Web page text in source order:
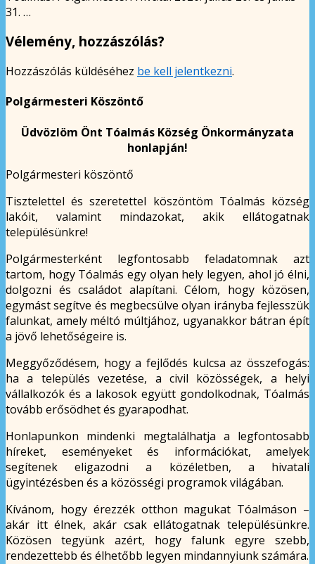
31. …
Vélemény, hozzászólás?
Hozzászólás küldéséhez be kell jelentkezni.
Polgármesteri Köszöntő
Üdvözlöm Önt Tóalmás Község Önkormányzata
honlapján!
Polgármesteri köszöntő
Tisztelettel és szeretettel köszöntöm Tóalmás község
lakóit, valamint mindazokat, akik ellátogatnak
településünkre!
Polgármesterként legfontosabb feladatomnak azt
tartom, hogy Tóalmás egy olyan hely legyen, ahol jó élni,
dolgozni és családot alapítani. Célom, hogy közösen,
egymást segítve és megbecsülve olyan irányba fejlesszük
falunkat, amely méltó múltjához, ugyanakkor bátran épít
a jövő lehetőségeire is.
Meggyőződésem, hogy a fejlődés kulcsa az összefogás:
ha a település vezetése, a civil közösségek, a helyi
vállalkozók és a lakosok együtt gondolkodnak, Tóalmás
tovább erősödhet és gyarapodhat.
Honlapunkon mindenki megtalálhatja a legfontosabb
híreket, eseményeket és információkat, amelyek
segítenek eligazodni a közéletben, a hivatali
ügyintézésben és a közösségi programok világában.
Kívánom, hogy érezzék otthon magukat Tóalmáson –
akár itt élnek, akár csak ellátogatnak településünkre.
Közösen tegyünk azért, hogy falunk egyre szebb,
rendezettebb és élhetőbb legyen mindannyiunk számára.